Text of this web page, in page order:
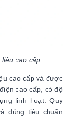
liệu cao cấp
cao cấp và được
cao cấp, có độ
linh hoạt. Quy
đúng tiêu chuẩn